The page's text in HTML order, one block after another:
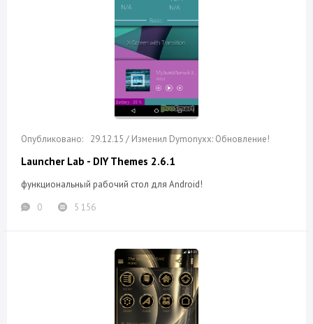
29.12.15 / Изменил Dymonyxx: Обновление!
Launcher Lab - DIY Themes 2.6.1
функциональный рабочий стол для Android!
0
5 156